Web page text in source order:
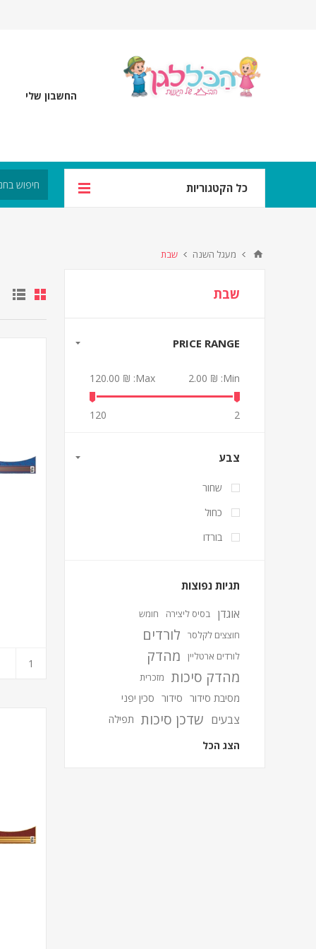
החשבון שלי
כל הקטגוריות
מעגל השנה שבת
שבת
PRICE RANGE
Min:
₪ 2.00
Max:
₪ 120.00
2
120
צבע
שחור
כחול
בורדו
תגיות נפוצות
אוגדן בסיס ליצירה
חומש
חוצצים לקלסר
לורדים
לורדים ארטליין
מהדק
מהדק סיכות
מזכרית
מסיבת סידור סידור סכין יפני
צבעים שדכן סיכות תפילה
הצג הכל